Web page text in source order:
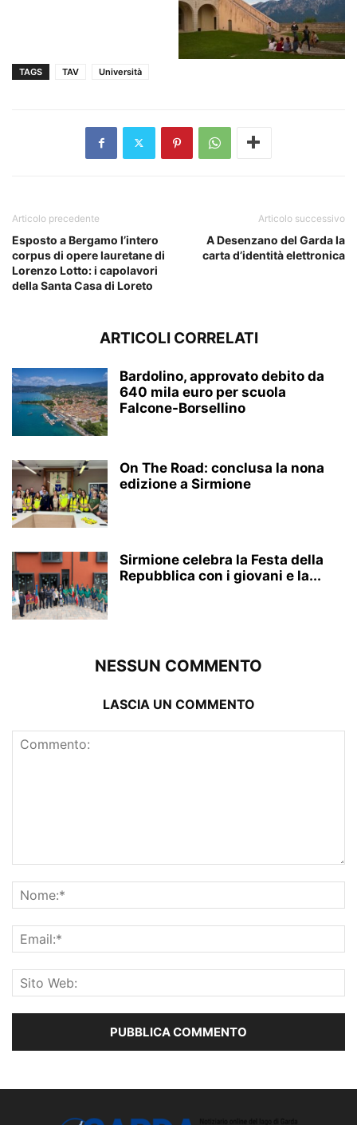
TAGS TAV Università
Articolo precedente
Esposto a Bergamo l’intero
corpus di opere lauretane di
Lorenzo Lotto: i capolavori
della Santa Casa di Loreto
Articolo successivo
A Desenzano del Garda la
carta d’identità elettronica
ARTICOLI CORRELATI
Bardolino, approvato debito da
640 mila euro per scuola
Falcone-Borsellino
On The Road: conclusa la nona
edizione a Sirmione
Sirmione celebra la Festa della
Repubblica con i giovani e la...
NESSUN COMMENTO
LASCIA UN COMMENTO